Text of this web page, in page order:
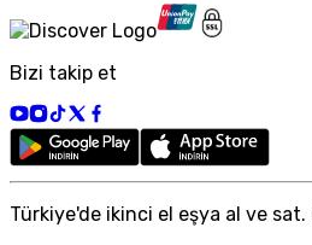
Bizi takip et
Türkiye'de ikinci el eşya al ve